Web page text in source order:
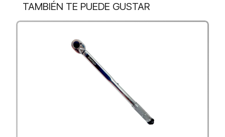
TAMBIÉN TE PUEDE GUSTAR